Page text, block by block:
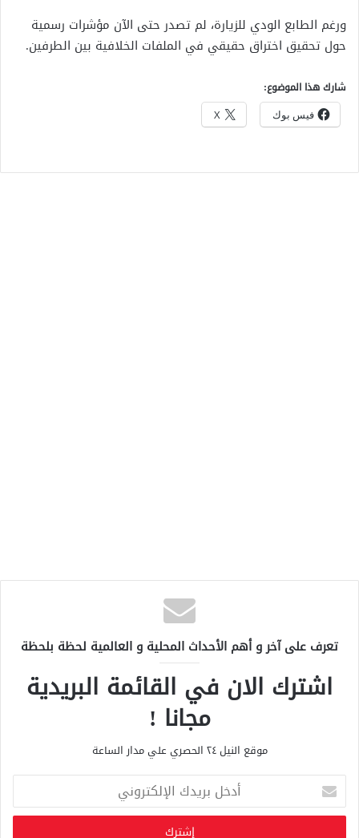
ورغم الطابع الودي للزيارة، لم تصدر حتى الآن مؤشرات رسمية
حول تحقيق اختراق حقيقي في الملفات الخلافية بين الطرفين.
شارك هذا الموضوع:
فيس بوك X
تعرف على آخر و أهم الأحداث المحلية و العالمية لحظة بلحظة
اشترك الان في القائمة البريدية
مجانا !
موقع النيل ٢٤ الحصري علي مدار الساعة
خ